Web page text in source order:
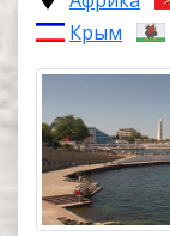
Крым